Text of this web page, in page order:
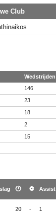
Club
Wedstrijden
146
23
18
2
15
🕐 ⚽ Assist
20 - 1